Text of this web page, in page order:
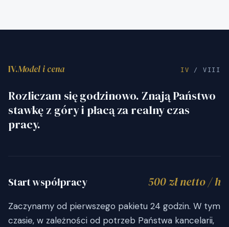
IV.Model i cena IV / VIII
Rozliczam się godzinowo. Znają Państwo
stawkę z góry i płacą za realny czas
pracy.
Start współpracy 500 zł netto / h
Zaczynamy od pierwszego pakietu 24 godzin. W tym
czasie, w zależności od potrzeb Państwa kancelarii,